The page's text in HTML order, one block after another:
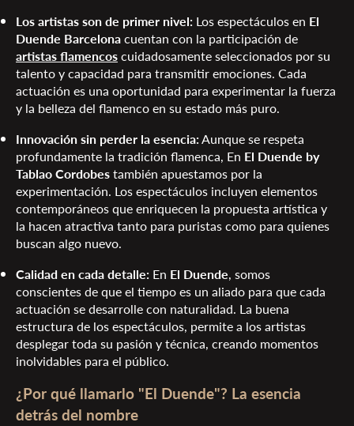
Los artistas son de primer nivel: Los espectáculos en El
Duende Barcelonacuentan con la participación de
artistas flamencoscuidadosamente seleccionados por su
talento y capacidad para transmitir emociones. Cada
actuación es una oportunidad para experimentar la fuerza
y la belleza del flamenco en su estado más puro.
Innovación sin perder la esencia:Aunque se respeta
profundamente la tradición flamenca, En El Duende by
Tablao Cordobestambién apuestamos por la
experimentación. Los espectáculos incluyen elementos
contemporáneos que enriquecen la propuesta artística y
la hacen atractiva tanto para puristas como para quienes
buscan algo nuevo.
Calidad en cada detalle: En El Duende, somos
conscientes de que el tiempo es un aliado para que cada
actuación se desarrolle con naturalidad. La buena
estructura de los espectáculos, permite a los artistas
desplegar toda su pasión y técnica, creando momentos
inolvidables para el público.
¿Por qué llamarlo "El Duende"? La esencia
detrás del nombre